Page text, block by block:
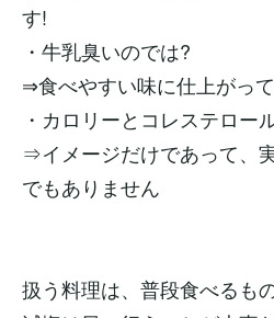
す!
・牛乳臭いのでは?
⇒食べやすい味に仕上がって
・カロリーとコレステロー
⇒イメージだけであって、
でもありません
扱う料理は、普段食べるも